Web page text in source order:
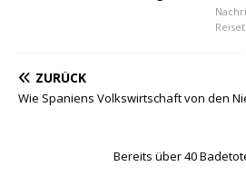
ZURÜCK
Wie Spaniens Volkswirtschaft von den
Bereits über 40